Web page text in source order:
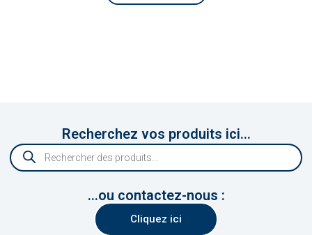
Recherchez vos produits ici...
...ou contactez-nous :
Cliquez ici